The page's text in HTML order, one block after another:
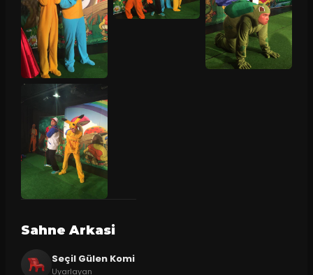
Sahne Arkasi
Seçil Gülen Komi
Uyarlayan